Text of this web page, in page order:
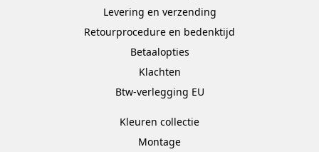
Levering en verzending
Retourprocedure en bedenktijd
Betaalopties
Klachten
Btw-verlegging EU
Kleuren collectie
Montage